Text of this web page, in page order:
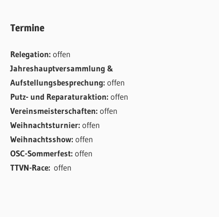
Termine
Relegation:offen
Jahreshauptversammlung &
Aufstellungsbesprechung:offen
Putz- und Reparaturaktion:offen
Vereinsmeisterschaften:offen
Weihnachtsturnier:offen
Weihnachtsshow:offen
OSC-Sommerfest:offen
TTVN-Race:offen